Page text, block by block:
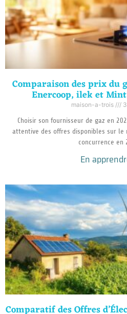
Comparaison des prix du
Enercoop, ilek et
maison-a-trois
Choisir son fournisseur de gaz en
attentive des offres disponibles sur le
concurrence en
En
Comparatif des Offres